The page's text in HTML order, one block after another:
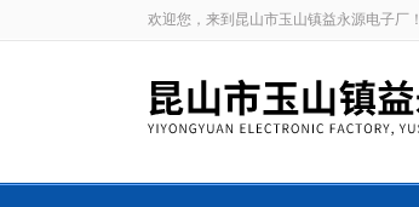
欢迎您，来到昆山市玉山镇益永源电子厂！